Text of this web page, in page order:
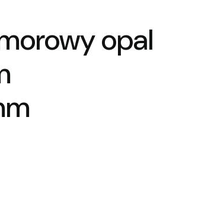
opal